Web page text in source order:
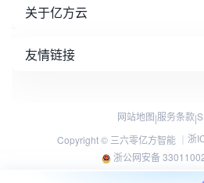
关于亿方云
友情链接
网站地图|服务条款|
Copyright © 三六零亿方智能 ｜ 浙
浙公网安备